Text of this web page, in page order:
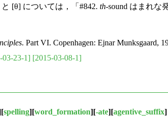
[θ] については，「#842. th-sound はまれな
. Part VI. Copenhagen: Ejnar Munksgaard,
03-23-1] [2015-03-08-1]
spelling][word_formation][-ate][agentive_suffix]